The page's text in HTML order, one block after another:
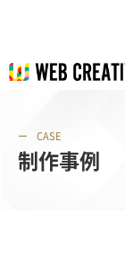
CASE
制作事例